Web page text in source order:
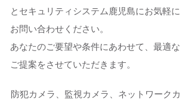
とセキュリティシステム鹿児島にお気軽に
お問い合わせください。
あなたのご要望や条件にあわせて、最適な
ご提案をさせていただきます。
防犯カメラ、監視カメラ、ネットワークカ